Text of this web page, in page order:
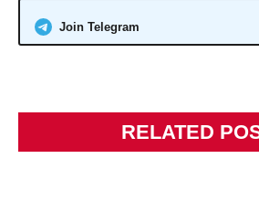
Join Telegram
RELATED